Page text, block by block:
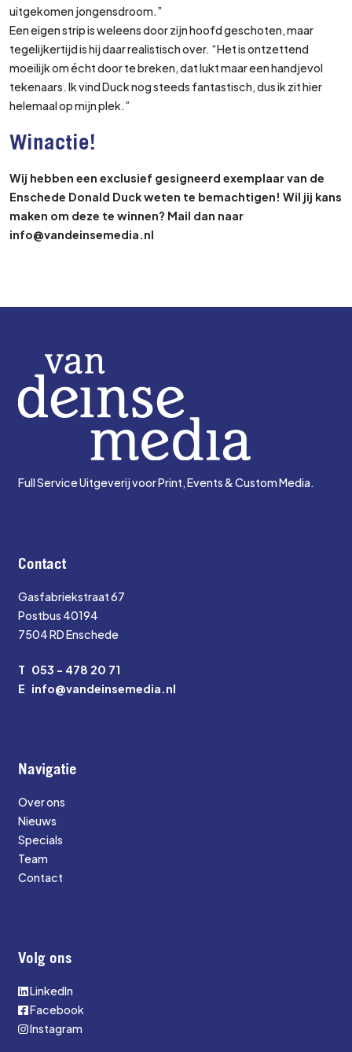
uitgekomen jongensdroom.”
Een eigen strip is weleens door zijn hoofd geschoten, maar
tegelijkertijd is hij daar realistisch over. “Het is ontzettend
moeilijk om écht door te breken, dat lukt maar een handjevol
tekenaars. Ik vind Duck nog steeds fantastisch, dus ik zit hier
helemaal op mijn plek.”
Winactie!
Wij hebben een exclusief gesigneerd exemplaar van de
Enschede Donald Duck weten te bemachtigen! Wil jij kans
maken om deze te winnen? Mail dan naar
info@vandeinsemedia.nl
Full Service Uitgeverij voor Print, Events & Custom Media.
Contact
Gasfabriekstraat 67
Postbus 40194
7504 RD Enschede
T 053 - 478 20 71
E info@vandeinsemedia.nl
Navigatie
Over ons
Nieuws
Specials
Team
Contact
Volg ons
LinkedIn
Facebook
Instagram